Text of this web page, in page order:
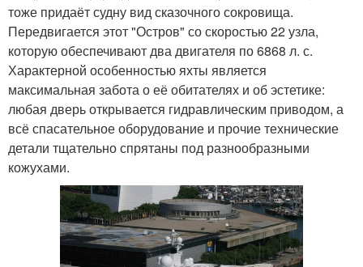
тоже придаёт судну вид сказочного сокровища.
Передвигается этот "Остров" со скоростью 22 узла,
которую обеспечивают два двигателя по 6868 л. с.
Характерной особенностью яхты является
максимальная забота о её обитателях и об эстетике:
любая дверь открывается гидравлическим приводом, а
всё спасательное оборудование и прочие технические
детали тщательно спрятаны под разнообразными
кожухами.